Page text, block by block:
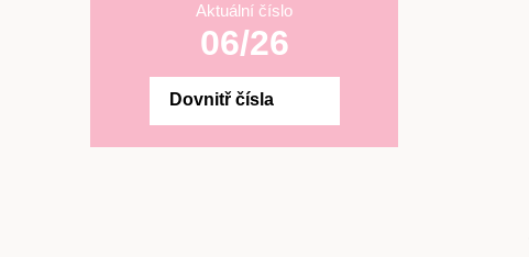
Aktuální číslo
06/26
Dovnitř čísla